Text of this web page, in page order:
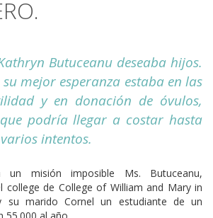
Butuceanu deseaba hijos.
mejor esperanza estaba en las
y en donación de óvulos,
podría llegar a costar hasta
intentos.
un misión imposible Ms. Butuceanu,
college de College of William and Mary in
su marido Cornel un estudiante de un